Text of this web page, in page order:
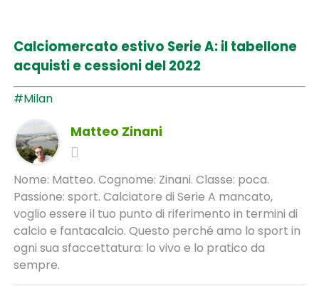
Calciomercato estivo Serie A: il tabellone
acquisti e cessioni del 2022
#Milan
Matteo Zinani
Nome: Matteo. Cognome: Zinani. Classe: poca.
Passione: sport. Calciatore di Serie A mancato,
voglio essere il tuo punto di riferimento in termini di
calcio e fantacalcio. Questo perché amo lo sport in
ogni sua sfaccettatura: lo vivo e lo pratico da
sempre.